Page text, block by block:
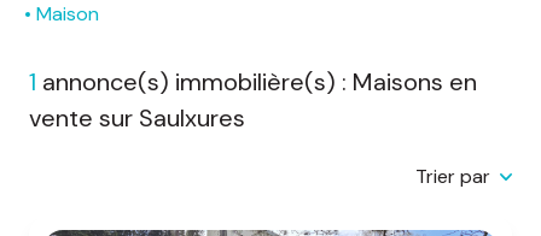
estimation
notre
agence
Maison
1 annonce(s) immobilière(s) : Maisons en
vente sur Saulxures
Trier par